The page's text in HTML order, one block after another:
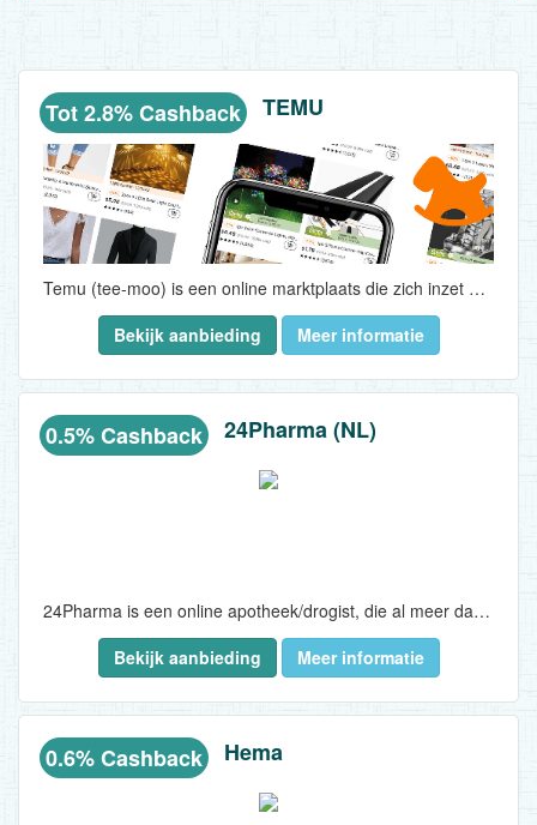
Tot 2.8% Cashback TEMU
Temu (tee-moo) is een online marktplaats die zich inzet om betaalbare kwaliteitsproducten aan te bieden, zodat u uw droom kunt verwezenlijken in een inclusieve omgeving...
Bekijk aanbieding
Meer informatie
0.5% Cashback 24Pharma (NL)
24Pharma is een online apotheek/drogist, die al meer dan 5 jaar actief is en ondertussen een vaste waarde op de markt is. Klantenservice en klanttevredenheid is voor hen een topprioriteit. Ze hebben meer dan 5000 reviews en scoren gemiddeld een 9 op 10. Hun customer service is te bereiken via chat, mail en telefoon. Daarnaast wordt alles, voor 16u besteld, de volgende dag geleverd, ook op zaterdag. Verzending in Nederland is gratis (vanaf €49,90)...
Bekijk aanbieding
Meer informatie
0.6% Cashback Hema